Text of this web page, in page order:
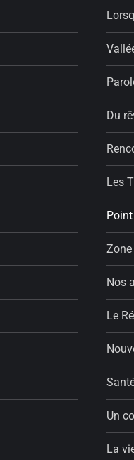
Du
Les
Nos
Le
Un
La